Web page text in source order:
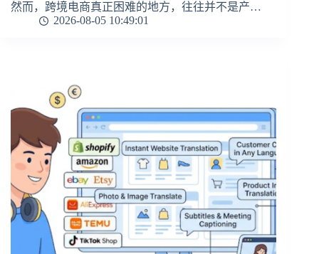
然而，跨境电商真正困难的地方，往往并不是产…
2026-08-05 10:49:01